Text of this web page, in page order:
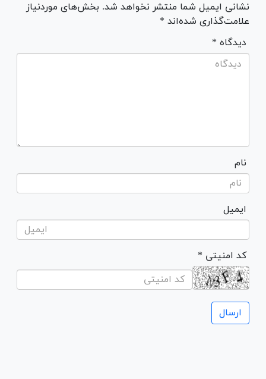
نشانی ایمیل شما منتشر نخواهد شد. بخش‌های موردنیاز
علامت‌گذاری شده‌اند *
* دیدگاه
نام
ایمیل
* کد امنیتی